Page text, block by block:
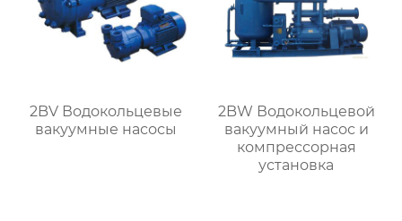
2BV Водокольцевые
вакуумные насосы
2BW Водокольцевой
вакуумный насос и
компрессорная
установка